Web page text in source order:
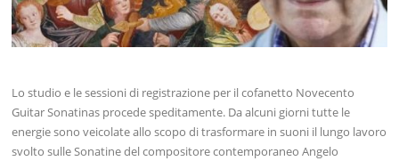
Lo studio e le sessioni di registrazione per il cofanetto Novecento
Guitar Sonatinas procede speditamente. Da alcuni giorni tutte le
energie sono veicolate allo scopo di trasformare in suoni il lungo lavoro
svolto sulle Sonatine del compositore contemporaneo Angelo